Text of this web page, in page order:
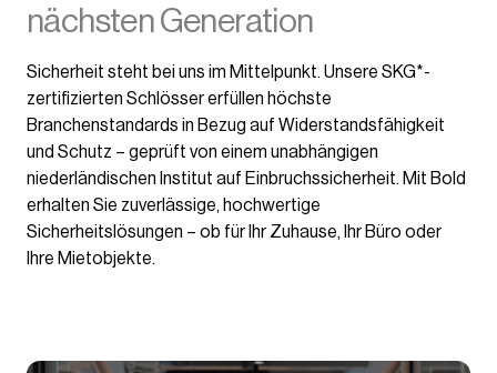
nächsten Generation
Sicherheit steht bei uns im Mittelpunkt. Unsere SKG*-
zertifizierten Schlösser erfüllen höchste
Branchenstandards in Bezug auf Widerstandsfähigkeit
und Schutz – geprüft von einem unabhängigen
niederländischen Institut auf Einbruchssicherheit. Mit Bold
erhalten Sie zuverlässige, hochwertige
Sicherheitslösungen – ob für Ihr Zuhause, Ihr Büro oder
Ihre Mietobjekte.